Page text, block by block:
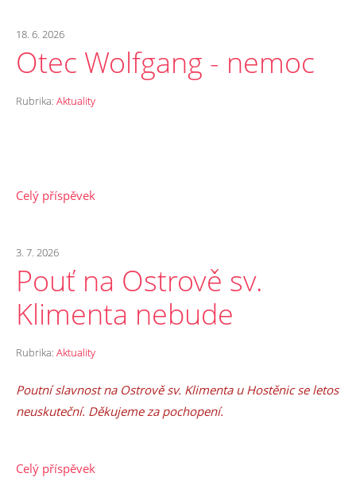
18. 6. 2026
Otec Wolfgang - nemoc
Rubrika: Aktuality
Celý příspěvek
3. 7. 2026
Pouť na Ostrově sv.
Klimenta nebude
Rubrika: Aktuality
Poutní slavnost na Ostrově sv. Klimenta u Hostěnic se letos
neuskuteční. Děkujeme za pochopení.
Celý příspěvek